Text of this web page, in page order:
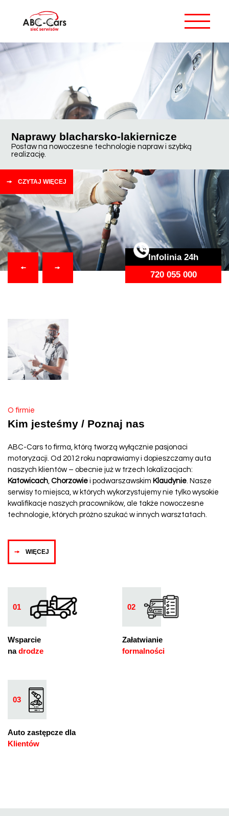
Naprawy blacharsko-lakiernicze
Postaw na nowoczesne technologie napraw i szybką
realizację.
CZYTAJ WIĘCEJ
Infolinia 24h
720 055 000
O firmie
Kim jesteśmy / Poznaj nas
ABC-Cars to firma, którą tworzą wyłącznie pasjonaci
motoryzacji. Od 2012 roku naprawiamy i dopieszczamy auta
naszych klientów – obecnie już w trzech lokalizacjach:
Katowicach Chorzowie i podwarszawskim Klaudynie . Nasze
serwisy to miejsca, w których wykorzystujemy nie tylko wysokie
kwalifikacje naszych pracowników, ale także nowoczesne
technologie, których próżno szukać w innych warsztatach.
WIĘCEJ
01
Wsparcie
nadrodze
02
Załatwianie
formalności
03
Auto zastępcze dla
Klientów